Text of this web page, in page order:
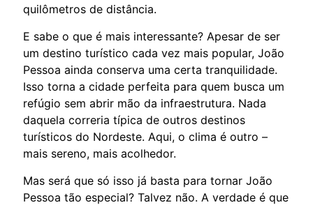
quilômetros de distância.
E sabe o que é mais interessante? Apesar de ser
um destino turístico cada vez mais popular, João
Pessoa ainda conserva uma certa tranquilidade.
Isso torna a cidade perfeita para quem busca um
refúgio sem abrir mão da infraestrutura. Nada
daquela correria típica de outros destinos
turísticos do Nordeste. Aqui, o clima é outro –
mais sereno, mais acolhedor.
Mas será que só isso já basta para tornar João
Pessoa tão especial? Talvez não. A verdade é que